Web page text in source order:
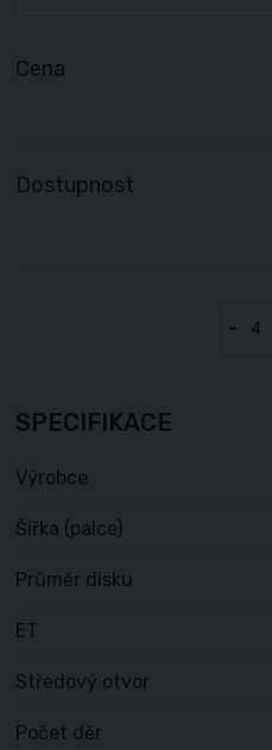
Cena
Dostupnost
-
SPECIFIKACE
Výrobce
Šířka (palce)
Průměr disku
ET
Středový otvor
Počet děr